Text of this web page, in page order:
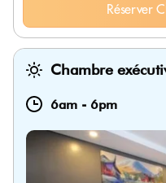
Réserver
Chambre
6am - 6pm